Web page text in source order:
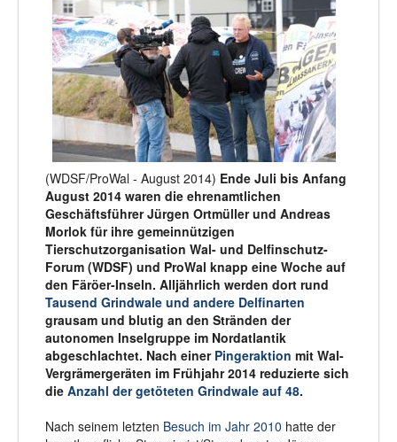
(WDSF/ProWal - August 2014) Ende Juli bis Anfang
August 2014 waren die ehrenamtlichen
Geschäftsführer Jürgen Ortmüller und Andreas
Morlok für ihre gemeinnützigen
Tierschutzorganisation Wal- und Delfinschutz-
Forum (WDSF) und ProWal knapp eine Woche auf
den Färöer-Inseln. Alljährlich werden dort rund
Tausend Grindwale und andere Delfinarten
grausam und blutig an den Stränden der
autonomen Inselgruppe im Nordatlantik
abgeschlachtet. Nach einer Pingeraktion mit Wal-
Vergrämergeräten im Frühjahr 2014 reduzierte sich
die Anzahl der getöteten Grindwale auf 48.
Nach seinem letzten Besuch im Jahr 2010 hatte der